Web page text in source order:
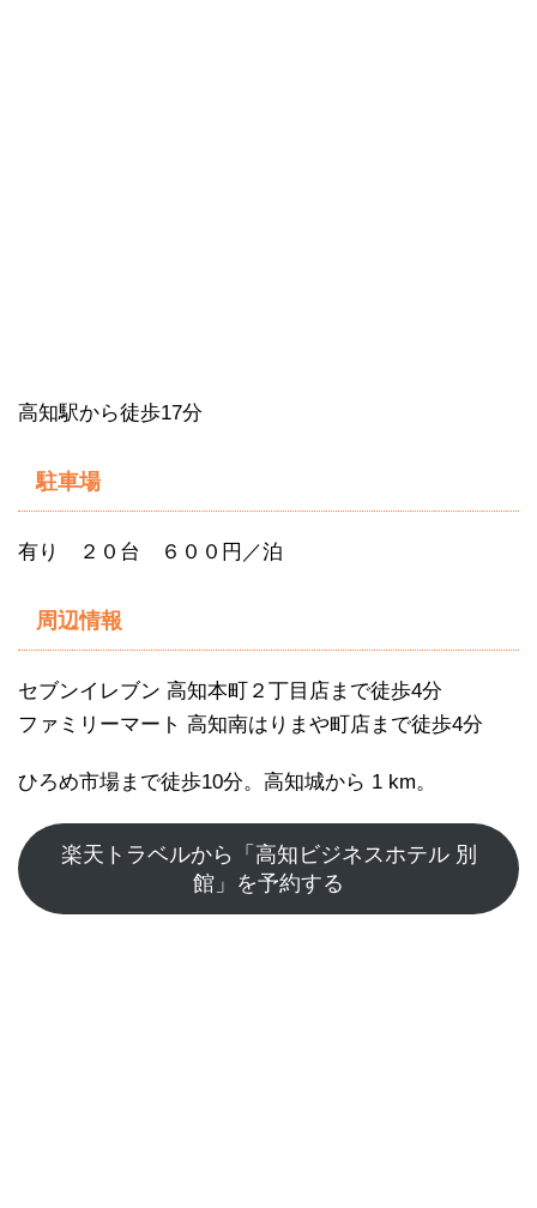
高知駅から徒歩17分
駐車場
有り ２０台 ６００円／泊
周辺情報
セブンイレブン 高知本町２丁目店まで徒歩4分
ファミリーマート 高知南はりまや町店まで徒歩4分
ひろめ市場まで徒歩10分。高知城から 1 km。
楽天トラベルから「高知ビジネスホテル 別
館」を予約する